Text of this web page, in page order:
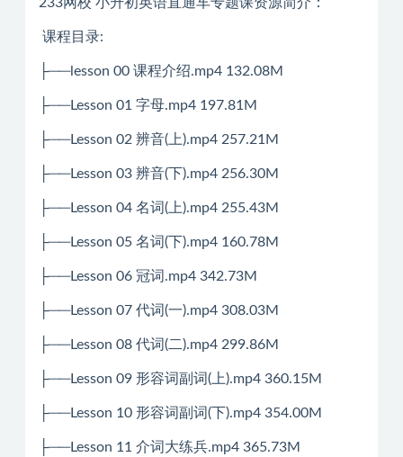
课程目录:
├──lesson 00 课程介绍.mp4 132.08M
├──Lesson 01 字母.mp4 197.81M
├──Lesson 02 辨音(上).mp4 257.21M
├──Lesson 03 辨音(下).mp4 256.30M
├──Lesson 04 名词(上).mp4 255.43M
├──Lesson 05 名词(下).mp4 160.78M
├──Lesson 06 冠词.mp4 342.73M
├──Lesson 07 代词(一).mp4 308.03M
├──Lesson 08 代词(二).mp4 299.86M
├──Lesson 09 形容词副词(上).mp4 360.15M
├──Lesson 10 形容词副词(下).mp4 354.00M
├──Lesson 11 介词大练兵.mp4 365.73M